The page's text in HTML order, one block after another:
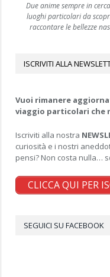
Due anime sempre in
luoghi particolari da
raccontare le bellezze
ISCRIVITI ALLA
Vuoi rimanere
viaggio particolari che
Iscriviti alla nostra
curiosità e i nostri
pensi? Non costa nulla…
CLICCA QUI PER
SEGUICI SU FACEBOOK